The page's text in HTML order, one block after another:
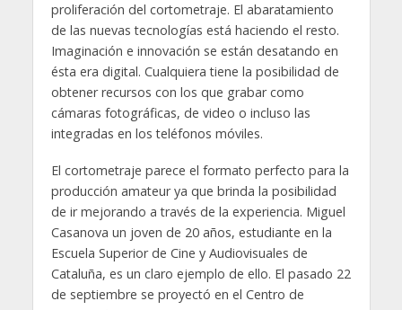
proliferación del cortometraje. El abaratamiento
de las nuevas tecnologías está haciendo el resto.
Imaginación e innovación se están desatando en
ésta era digital. Cualquiera tiene la posibilidad de
obtener recursos con los que grabar como
cámaras fotográficas, de video o incluso las
integradas en los teléfonos móviles.
El cortometraje parece el formato perfecto para la
producción amateur ya que brinda la posibilidad
de ir mejorando a través de la experiencia. Miguel
Casanova un joven de 20 años, estudiante en la
Escuela Superior de Cine y Audiovisuales de
Cataluña, es un claro ejemplo de ello. El pasado 22
de septiembre se proyectó en el Centro de